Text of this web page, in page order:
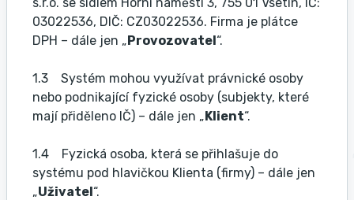
03022536, DIČ: CZ03022536. Firma je plátce
DPH – dále jen „Provozovatel“.
1.3 Systém mohou využívat právnické osoby
nebo podnikající fyzické osoby (subjekty, které
mají přiděleno IČ) – dále jen „Klient“.
1.4 Fyzická osoba, která se přihlašuje do
systému pod hlavičkou Klienta (firmy) – dále jen
„Uživatel“.